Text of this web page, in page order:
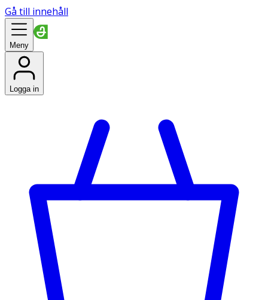
Gå till innehåll
Meny
Logga in